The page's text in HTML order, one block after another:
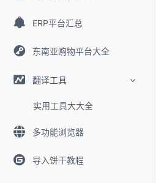
ERP平台汇总
东南亚购物平台大全
翻译工具
实用工具大大全
多功能浏览器
导入饼干教程